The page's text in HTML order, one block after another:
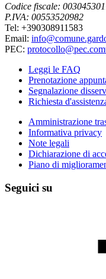
Codice fiscale:
P.IVA: 00553520982
Tel: +390308911583
Email:
PEC:
Leggi le FAQ
Prenotazione
Segnalazione
Richiesta
Amministrazione
Informativa privacy
Note legali
Dichiarazione di
Piano di
Seguici su